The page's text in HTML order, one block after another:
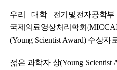
우리 대학 전기및전자공학
국제의료영상처리학회
(Young Scientist Award) 수상자
젊은 과학자 상(Young Scientist